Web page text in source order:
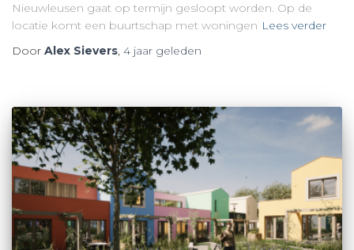
Nieuwleusen gaat op termijn gesloopt worden. Op de
locatie komt een buurtschap met woningen Lees verder
Door Alex Sievers, 4 jaar geleden